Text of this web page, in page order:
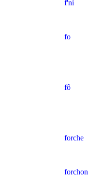
f'ni
fo
fô
forche
forchon